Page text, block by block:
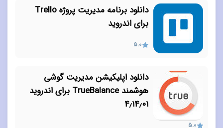
دانلود برنامه مدیریت پروژه Trello
برای اندروید
5.0
دانلود اپلیکیشن مدیریت گوشی
هوشمند TrueBalance برای اندروید
۴٫۱۴٫۰۱
5.0